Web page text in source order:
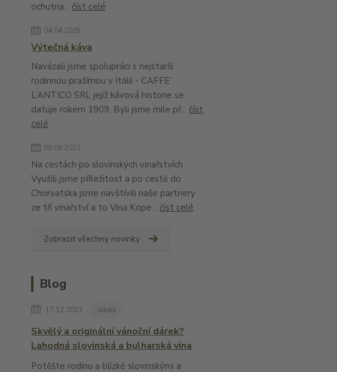
ochutna... číst celé
04.04.2025
Výtečná káva
Navázali jsme spolupráci s nejstarší
rodinnou pražírnou v Itálii - CAFFE’
L’ANTICO SRL jejíž kávová historie se
datuje rokem 1909. Byli jsme mile př... číst
celé
09.08.2022
Na cestách po slovinských vinařstvích
Využili jsme příležitost a po cestě do
Chorvatska jsme navštívili naše partnery
ze tří vinařství a to Vina Kope... číst celé
Zobrazit všechny novinky
Blog
17.12.2023 dárky
Skvělý a originální vánoční dárek?
Lahodná slovinská a bulharská vína
Potěšte rodinu a blízké slovinskými a